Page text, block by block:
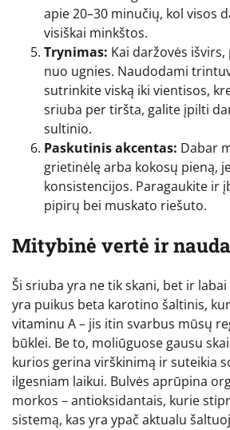
apie 20–30 minučių, kol visos
visiškai minkštos.
Trynimas: Kai daržovės
nuo ugnies. Naudodami
sutrinkite viską iki vientisos,
sriuba per tiršta, galite įpilti
sultinio.
Paskutinis akcentas: Dabar
grietinėlę arba kokosų pieną,
konsistencijos. Paragaukite ir
pipirų bei muskato riešuto.
Mitybinė vertė ir
Ši sriuba yra ne tik skani, bet ir
yra puikus beta karotino šaltinis,
vitaminu A – jis itin svarbus mūsų
būklei. Be to, moliūguose gausu
kurios gerina virškinimą ir suteikia
ilgesniam laikui. Bulvės aprūpina
morkos – antioksidantais, kurie
sistemą, kas yra ypač aktualu